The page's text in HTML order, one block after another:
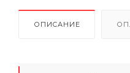
ОПИСАНИЕ